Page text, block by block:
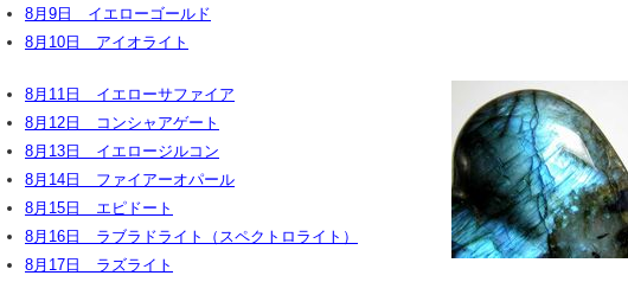
8月9日 イエローゴールド
8月10日 アイオライト
8月11日 イエローサファイア
8月12日 コンシャアゲート
8月13日 イエロージルコン
8月14日 ファイアーオパール
8月15日 エピドート
8月16日 ラブラドライト（スペクトロライト）
8月17日 ラズライト